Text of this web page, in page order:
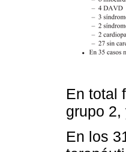
En total
grupo
En los